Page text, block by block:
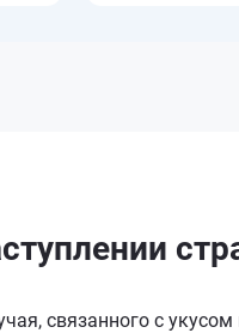
связанного с